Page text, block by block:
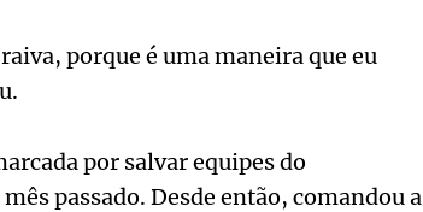
porque é uma maneira que eu
por salvar equipes do
passado. Desde então, comandou a